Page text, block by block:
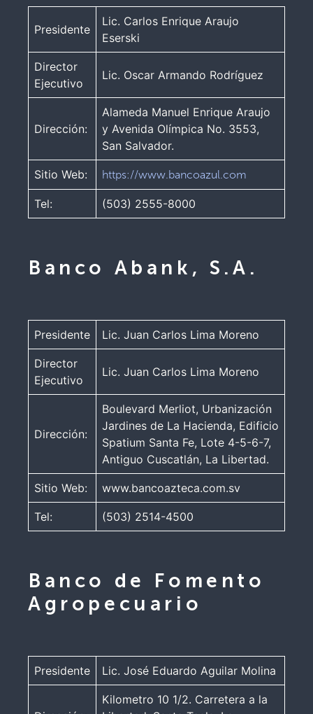
Presidente
Lic. Carlos Enrique Araujo
Eserski
Director
Ejecutivo
Lic. Oscar Armando Rodríguez
Dirección:
Alameda Manuel Enrique Araujo
y Avenida Olímpica No. 3553,
San Salvador.
Sitio Web: https://www.bancoazul.com
Tel: (503) 2555-8000
Banco Abank, S.A.
Presidente Lic. Juan Carlos Lima Moreno
Director
Ejecutivo
Lic. Juan Carlos Lima Moreno
Dirección:
Boulevard Merliot, Urbanización
Jardines de La Hacienda, Edificio
Spatium Santa Fe, Lote 4-5-6-7,
Antiguo Cuscatlán, La Libertad.
Sitio Web: www.bancoazteca.com.sv
Tel: (503) 2514-4500
Banco de Fomento
Agropecuario
Presidente Lic. José Eduardo Aguilar Molina
Kilometro 10 1/2. Carretera a la